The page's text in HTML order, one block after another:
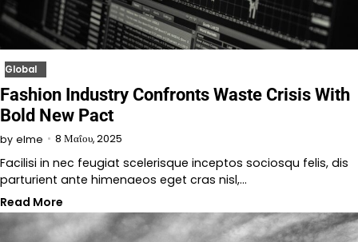
Global
Fashion Industry Confronts Waste Crisis With
Bold New Pact
by elme 8 Μαΐου, 2025
Facilisi in nec feugiat scelerisque inceptos sociosqu felis, dis
parturient ante himenaeos eget cras nisl,…
Read More